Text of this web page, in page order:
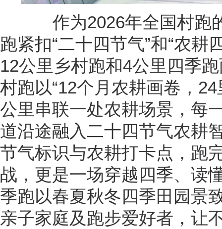
作为2026年全国村跑
跑紧扣“二十四节气”和“农耕
12公里乡村跑和4公里四季
村跑以“12个月农耕画卷，
公里串联一处农耕场景，每
道沿途融入二十四节气农耕
节气标识与农耕打卡点，跑
战，更是一场穿越四季、读
季跑以春夏秋冬四季田园景
亲子家庭及跑步爱好者，让